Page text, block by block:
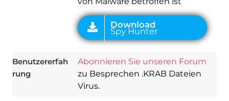
Benutzererfah
rung
Abonnieren Sie unseren Forum
zu Besprechen .KRAB Dateien
Virus.